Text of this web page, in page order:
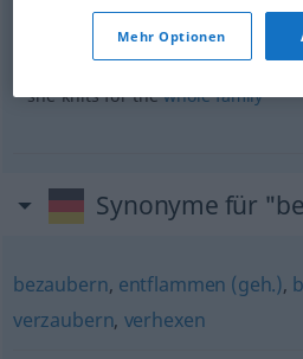
sie bestrickt die ganze
she knits for thewhole family
Synonyme für
bezaubern, entflammen (geh.),
verzaubern, verhexen
Mehr Optionen